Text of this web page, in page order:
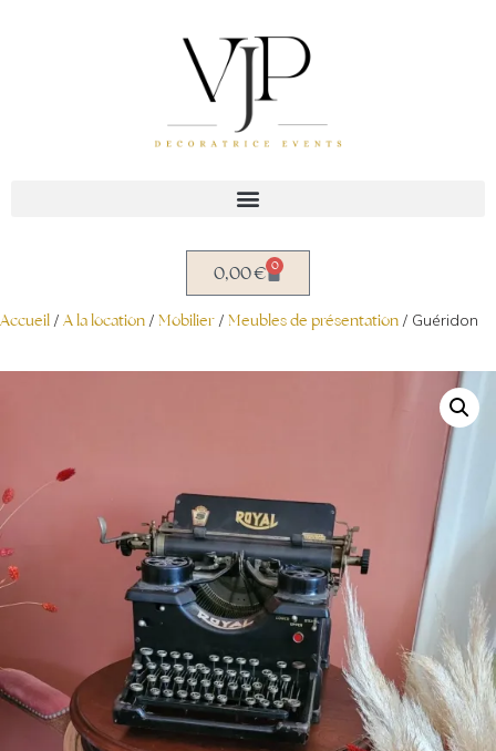
0,00€ 0
Accueil / A la location / Mobilier / Meubles de présentation / Guéridon